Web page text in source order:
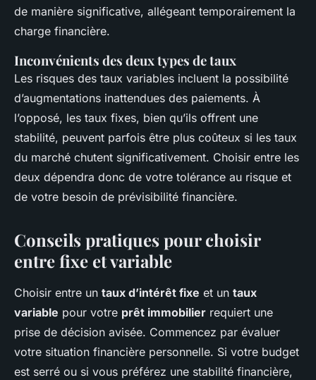
de manière significative, allégeant temporairement la
charge financière.
Inconvénients des deux types de taux
Les risques des taux variables incluent la possibilité
d’augmentations inattendues des paiements. À
l’opposé, les taux fixes, bien qu’ils offrent une
stabilité, peuvent parfois être plus coûteux si les taux
du marché chutent significativement. Choisir entre les
deux dépendra donc de votre tolérance au risque et
de votre besoin de prévisibilité financière.
Conseils pratiques pour choisir
entre fixe et variable
Choisir entre un taux d’intérêt fixe et un taux
variable pour votre prêt immobilier requiert une
prise de décision avisée. Commencez par évaluer
votre situation financière personnelle. Si votre budget
est serré ou si vous préférez une stabilité financière,